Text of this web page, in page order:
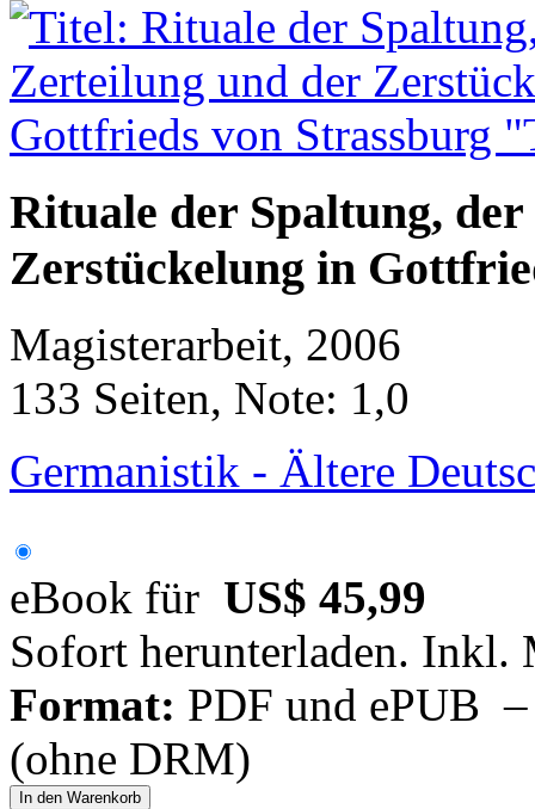
Rituale der Spaltung,
Zerstückelung in
Magisterarbeit, 2006
133 Seiten, Note: 1,0
Germanistik - Ältere
eBook für US$ 45,99
Sofort herunterladen. Inkl.
Format: PDF und ePUB
(ohne DRM)
In den Warenkorb